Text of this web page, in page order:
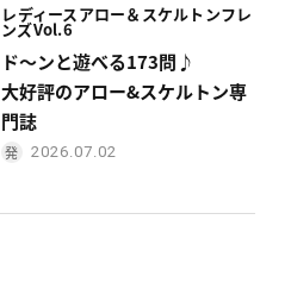
レディース アロー＆スケルトンフレ
ンズVol.6
ド〜ンと遊べる173問♪
大好評のアロー&スケルトン専
門誌
2026.07.02